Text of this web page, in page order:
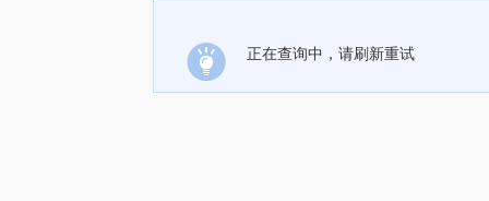
正在查询中，请刷新重试